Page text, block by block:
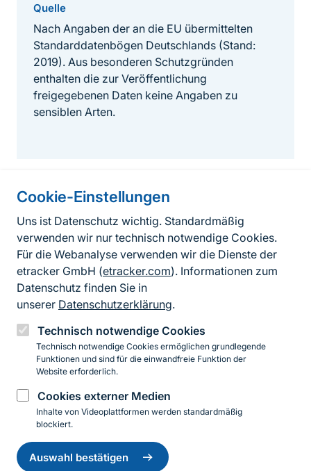
Cookie-Einstellungen
Uns ist Datenschutz wichtig. Standardmäßig
verwenden wir nur technisch notwendige Cookies.
Für die Webanalyse verwenden wir die Dienste der
etracker GmbH (etracker.com). Informationen zum
Datenschutz finden Sie in
unserer Datenschutzerklärung.
Technisch notwendige Cookies
Technisch notwendige Cookies ermöglichen grundlegende
Funktionen und sind für die einwandfreie Funktion der
Website erforderlich.
Cookies externer Medien
Inhalte von Videoplattformen werden standardmäßig
blockiert.
Auswahl bestätigen
Einwilligung
zurückziehen
Quelle
Nach Angaben der an die EU übermittelten
Standarddatenbögen Deutschlands (Stand:
2019). Aus besonderen Schutzgründen
enthalten die zur Veröffentlichung
freigegebenen Daten keine Angaben zu
sensiblen Arten.
Informationen zur Seite
FußzeileKontakt zum BfN
Kontaktformular
Erklärung zur Barrierefreiheit
Impressum
Datenschutz
InstagramFacebookYouTubeLinkedIn
© 2026 Bundesamt für Naturschutz